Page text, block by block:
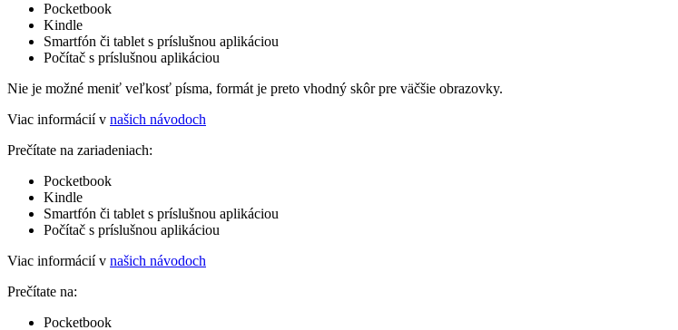
Pocketbook
Kindle
Smartfón či tablet s príslušnou aplikáciou
Počítač s príslušnou aplikáciou
Nie je možné meniť veľkosť písma, formát je preto vhodný skôr pre väčšie obrazovky.
Viac informácií v našich návodoch
Prečítate na zariadeniach:
Pocketbook
Kindle
Smartfón či tablet s príslušnou aplikáciou
Počítač s príslušnou aplikáciou
Viac informácií v našich návodoch
Prečítate na:
Pocketbook